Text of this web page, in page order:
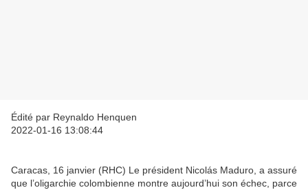
Édité par Reynaldo Henquen
2022-01-16 13:08:44
Caracas, 16 janvier (RHC) Le président Nicolás Maduro, a assuré
que l’oligarchie colombienne montre aujourd’hui son échec, parce